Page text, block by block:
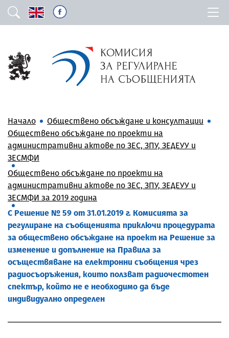
Начало
Обществено обсъждане и консултации
Обществено обсъждане по проекти на
административни актове по ЗЕС, ЗПУ, ЗЕДЕУУ и
ЗЕСМФИ
Обществено обсъждане по проекти на
административни актове по ЗЕС, ЗПУ, ЗЕДЕУУ и
ЗЕСМФИ за 2019 година
С Решение № 59 от 31.01.2019 г. Комисията за
регулиране на съобщенията приключи процедурата
за обществено обсъждане на проект на Решение за
изменение и допълнение на Правила за
осъществяване на електронни съобщения чрез
радиосъоръжения, които ползват радиочестотен
спектър, който не е необходимо да бъде
индивидуално определен